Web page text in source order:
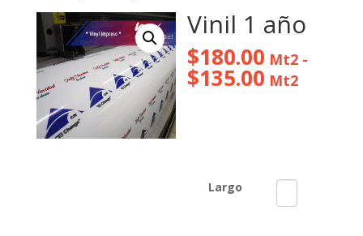
Vinil 1 año
$180.00 Mt2 -
$135.00 Mt2
Largo